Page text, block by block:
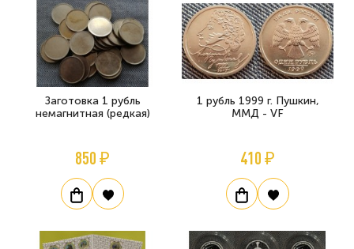
Заготовка 1 рубль
немагнитная (редкая)
850 ₽
1 рубль 1999 г. Пушкин,
ММД - VF
410 ₽